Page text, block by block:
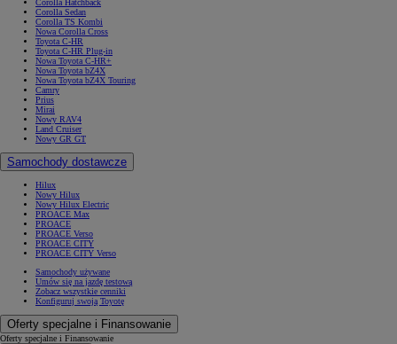
Corolla Sedan
Corolla TS Kombi
Nowa Corolla Cross
Toyota C-HR
Toyota C-HR Plug-in
Nowa Toyota C-HR+
Nowa Toyota bZ4X
Nowa Toyota bZ4X Touring
Camry
Prius
Mirai
Nowy RAV4
Land Cruiser
Nowy GR GT
Samochody dostawcze
Hilux
Nowy Hilux
Nowy Hilux Electric
PROACE Max
PROACE
PROACE Verso
PROACE CITY
PROACE CITY Verso
Samochody używane
Umów się na jazdę testową
Zobacz wszystkie cenniki
Konfiguruj swoją Toyotę
Oferty specjalne i Finansowanie
Oferty specjalne i Finansowanie